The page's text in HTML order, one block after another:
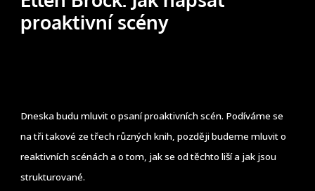
proaktivní scény
Dneska budu mluvit o psaní proaktivních scén. Podíváme se
na tři takové ze třech různých knih, později budeme mluvit o
reaktivních scénách a o tom, jak se od těchto liší a jak jsou
strukturované.